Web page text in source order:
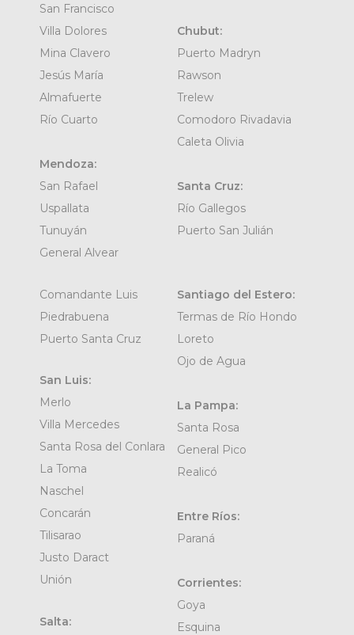
San Francisco
Villa Dolores
Mina Clavero
Jesús María
Almafuerte
Río Cuarto
Mendoza:
San Rafael
Uspallata
Tunuyán
General Alvear
Chubut:
Puerto Madryn
Rawson
Trelew
Comodoro Rivadavia
Caleta Olivia
Santa Cruz:
Río Gallegos
Puerto San Julián
Comandante Luis
Piedrabuena
Puerto Santa Cruz
San Luis:
Merlo
Villa Mercedes
Santa Rosa del Conlara
La Toma
Naschel
Concarán
Tilisarao
Justo Daract
Unión
Salta:
Santiago del Estero:
Termas de Río Hondo
Loreto
Ojo de Agua
La Pampa:
Santa Rosa
General Pico
Realicó
Entre Ríos:
Paraná
Corrientes:
Goya
Esquina